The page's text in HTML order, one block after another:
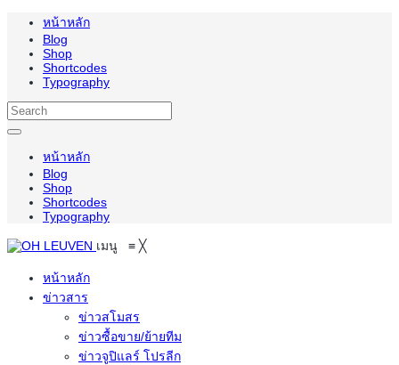
หน้าหลัก
Blog
Shop
Shortcodes
Typography
หน้าหลัก
Blog
Shop
Shortcodes
Typography
เมนู ≡ ╳
หน้าหลัก
ข่าวสาร
ข่าวสโมสร
ข่าวซื้อขาย/ย้ายทีม
ข่าวจูปิแลร์ โปรลีก